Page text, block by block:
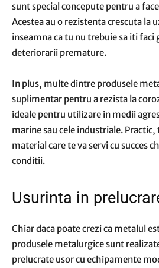
sunt special concepute pentru a
Acestea au o rezistenta crescuta la
inseamna ca tu nu trebuie sa iti
deteriorarii premature.
In plus, multe dintre produsele
suplimentar pentru a rezista la
ideale pentru utilizare in medii
marine sau cele industriale.
material care te va servi cu succes
conditii.
Usurinta in
Chiar daca poate crezi ca metalul
produsele metalurgice sunt
prelucrate usor cu echipamente